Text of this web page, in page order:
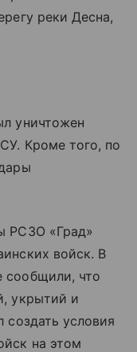
реки Десна,
уничтожен
Кроме того, по
РСЗО «Град»
войск. В
сообщили, что
укрытий и
создать условия
на этом